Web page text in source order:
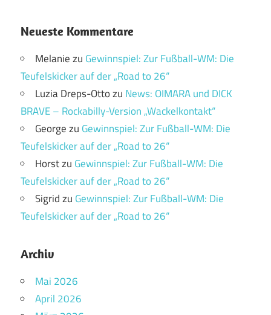
Neueste Kommentare
Melaniezu Gewinnspiel: Zur Fußball-WM: Die
Teufelskicker auf der „Road to 26“
Luzia Dreps-Ottozu News: OIMARA und DICK
BRAVE – Rockabilly-Version „Wackelkontakt“
Georgezu Gewinnspiel: Zur Fußball-WM: Die
Teufelskicker auf der „Road to 26“
Horstzu Gewinnspiel: Zur Fußball-WM: Die
Teufelskicker auf der „Road to 26“
Sigridzu Gewinnspiel: Zur Fußball-WM: Die
Teufelskicker auf der „Road to 26“
Archiv
Mai 2026
April 2026